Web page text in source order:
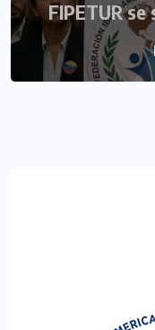
FIPETUR